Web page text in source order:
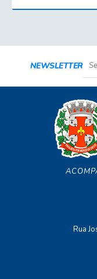
NEWSLETTER
Rua